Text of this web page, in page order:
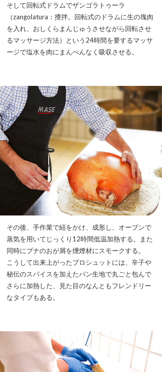
そして回転式ドラムでザンゴラトゥーラ
（zangolatura：攪拌。回転式のドラムに生の塊肉
を入れ、おしくらまんじゅうさせながら回転させ
るマッサージ方法）という24時間を要するマッサ
ージで塩水を肉にまんべんなく吸収させる。
その後、手作業で紐をかけ、成形し、オーブンで
蒸気を用いてじっくり12時間低温加熱する。また
同時にブナのおが屑を燻煙材にスモークする。
こうして出来上がったプロシュットには、辛子や
秘伝のスパイスを加えたパン生地で丸ごと包んで
さらに加熱した、見た目のなんともフレンドリー
なタイプもある。